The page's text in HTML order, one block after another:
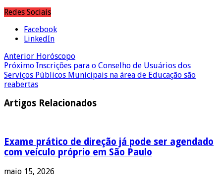
Redes Sociais
Facebook
LinkedIn
Anterior Horóscopo
Próximo Inscrições para o Conselho de Usuários dos
Serviços Públicos Municipais na área de Educação são
reabertas
Artigos Relacionados
Exame prático de direção já pode ser agendado
com veículo próprio em São Paulo
maio 15, 2026